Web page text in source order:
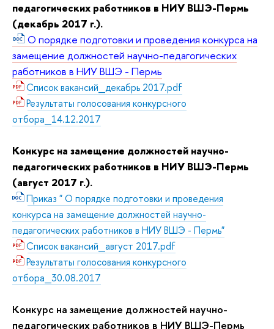
педагогических работников в НИУ ВШЭ-Пермь
(декабрь 2017 г.).
О порядке подготовки и проведения конкурса на
замещение должностей научно-педагогических
работников в НИУ ВШЭ - Пермь
Список вакансий_декабрь 2017.pdf
Результаты голосования конкурсного
отбора_14.12.2017
Конкурс на замещение должностей научно-
педагогических работников в НИУ ВШЭ-Пермь
(август 2017 г.).
Приказ " О порядке подготовки и проведения
конкурса на замещение должностей научно-
педагогических работников в НИУ ВШЭ - Пермь"
Список вакансий_август 2017.pdf
Результаты голосования конкурсного
отбора_30.08.2017
Конкурс на замещение должностей научно-
педагогических работников в НИУ ВШЭ-Пермь